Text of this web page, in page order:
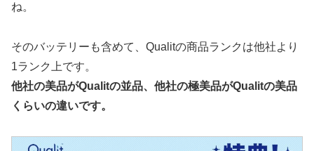
ね。
そのバッテリーも含めて、Qualitの商品ランクは他社より
1ランク上です。
他社の美品がQualitの並品、他社の極美品がQualitの美品
くらいの違いです。